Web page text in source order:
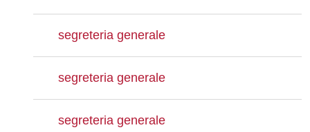
segreteria generale
segreteria generale
segreteria generale